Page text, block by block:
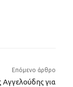
Επόμενο άρθρο
Αγγελούδης για